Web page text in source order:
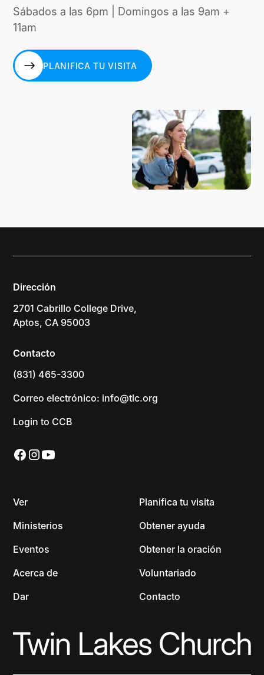
Sábados a las 6pm | Domingos a las 9am +
11am
PLANIFICA TU VISITA
Dirección
2701 Cabrillo College Drive,
Aptos, CA 95003
Contacto
(831) 465-3300
Correo electrónico: info@tlc.org
Login to CCB
Ver
Ministerios
Eventos
Acerca de
Dar
Planifica tu visita
Obtener ayuda
Obtener la oración
Voluntariado
Contacto